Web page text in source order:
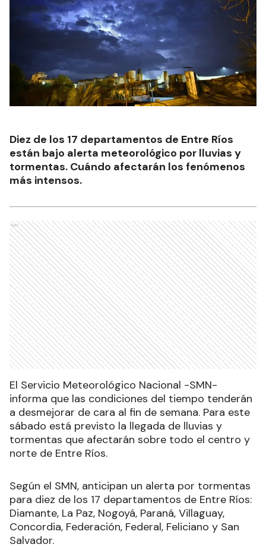
Diez de los 17 departamentos de Entre Ríos
están bajo alerta meteorológico por lluvias y
tormentas. Cuándo afectarán los fenómenos
más intensos.
Ads
El Servicio Meteorológico Nacional -SMN-
informa que las condiciones del tiempo tenderán
a desmejorar de cara al fin de semana. Para este
sábado está previsto la llegada de lluvias y
tormentas que afectarán sobre todo el centro y
norte de Entre Ríos.
Según el SMN, anticipan un alerta por tormentas
para diez de los 17 departamentos de Entre Ríos:
Diamante, La Paz, Nogoyá, Paraná, Villaguay,
Concordia, Federación, Federal, Feliciano y San
Salvador.